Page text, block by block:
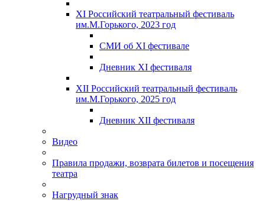
XI Российский театральный фестиваль
им.М.Горького, 2023 год
СМИ об XI фестивале
Дневник XI фестиваля
XII Российский театральный фестиваль
им.М.Горького, 2025 год
Дневник XII фестиваля
Видео
Правила продажи, возврата билетов и посещения
театра
Нагрудный знак